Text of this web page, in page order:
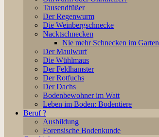
Tausendfüßer
Der Regenwurm
Die Weinbergschnecke
Nacktschnecken
Nie mehr Schnecken im Garten
Der Maulwurf
Die Wühlmaus
Der Feldhamster
Der Rotfuchs
Der Dachs
Bodenbewohner im Watt
Leben im Boden: Bodentiere
Beruf ?
Ausbildung
Forensische Bodenkunde